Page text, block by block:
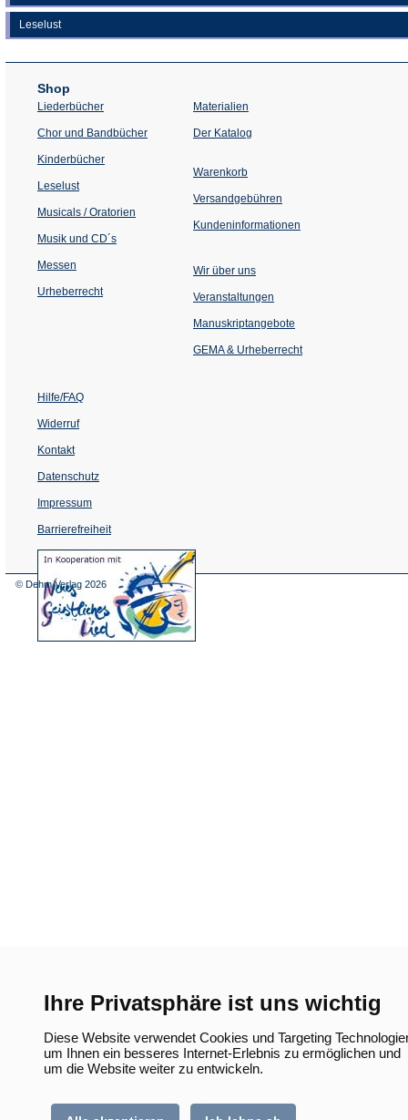
Ihre Privatsphäre ist uns wichtig
Diese Website verwendet Cookies und Targeting
um Ihnen ein besseres Internet-Erlebnis zu ermöglichen und
um die Website weiter zu entwickeln.
Leselust
Shop
Liederbücher
Chor und Bandbücher
Kinderbücher
Leselust
Musicals / Oratorien
Musik und CD´s
Messen
Urheberrecht
Materialien
Der Katalog
Warenkorb
Versandgebühren
Kundeninformationen
Wir über uns
Veranstaltungen
einem
Tab)
Manuskriptangebote
GEMA & Urheberrecht
Hilfe/FAQ
Widerruf
Kontakt
Datenschutz
Impressum
Barrierefreiheit
(Öffnet
in
© Dehm Verlag 2026